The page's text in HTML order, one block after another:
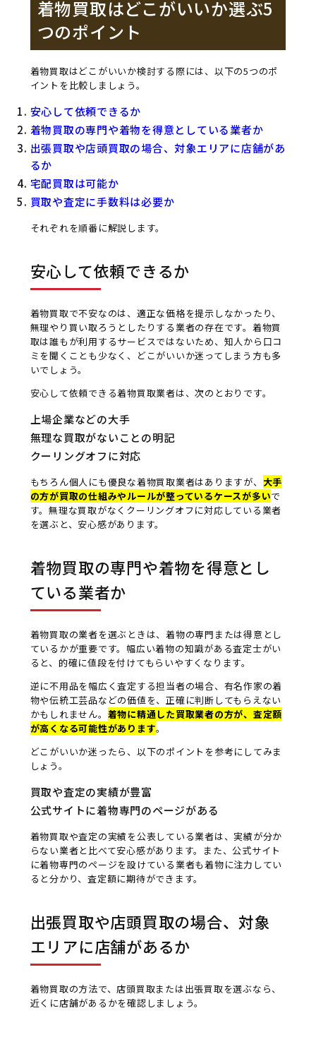
着物買取はどこがいいか選ぶ5
つのポイント
着物買取はどこがいいか検討する際には、以下の5つのポ
イントを比較しましょう。
安心して依頼できるか
着物買取の専門や着物を得意としている業者か
出張買取や店頭買取の場合、対象エリアに店舗があ
るか
宅配買取は可能か
買取や査定に手数料は必要か
それぞれを順番に解説します。
安心して依頼できるか
着物買取で不安なのは、適正な価格を提示しなかったり、
無理やり買い取ろうとしたりする業者の存在です。着物買
取は誰もが利用するサービスではないため、知人から口コ
ミを聞くことも少なく、どこがいいか迷ってしまう方も多
いでしょう。
安心して依頼できる着物買取業者は、次のとおりです。
上場企業などの大手
無理な買取がないことの明記
クーリングオフに対応
もちろん個人にも優良な着物買取業者はありますが、 大手
の方が買取の仕組みやルールが整っているケースが多いで
す。無理な買取がなくクーリングオフに対応している業者
を選ぶと、安心感があります。
着物買取の専門や着物を得意とし
ている業者か
着物買取の業者を選ぶときは、着物の専門または得意とし
ているかが重要です。幅広い着物の知識がある査定士がい
ると、的確に値段を付けてもらいやすくなります。
逆に不用品を幅広く査定する担当者の場合、有名作家の着
物や伝統工芸品などの価値を、正確に判断してもらえない
かもしれません。 着物に精通した買取業者の方が、査定額
が高くなる可能性があります。
どこがいいか迷ったら、以下のポイントを参考にしてみま
しょう。
買取や査定の実績が豊富
公式サイトに着物専門のページがある
着物買取や査定の実績を公表している業者は、実績が分か
らない業者と比べて安心感があります。また、公式サイト
に着物専門のページを設けている業者も着物に注力してい
ると分かり、査定額に期待ができます。
出張買取や店頭買取の場合、対象
エリアに店舗があるか
着物買取の方法で、店頭買取または出張買取を選ぶなら、
近くに店舗があるかを確認しましょう。